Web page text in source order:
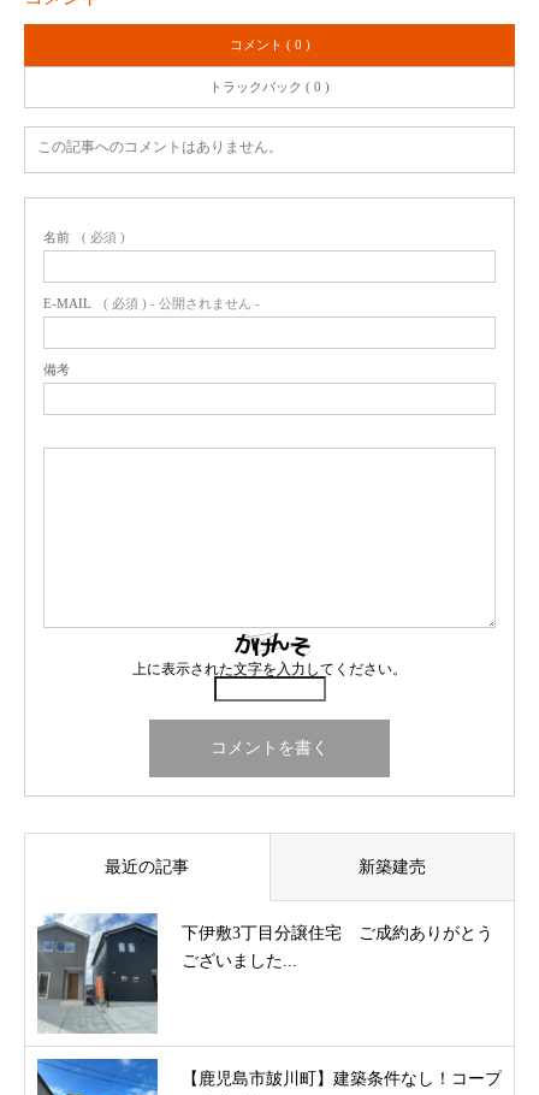
コメント ( 0 )
トラックバック ( 0 )
この記事へのコメントはありません。
名前 ( 必須 )
E-MAIL ( 必須 ) - 公開されません -
備考
上に表示された文字を入力してください。
最近の記事 新築建売
下伊敷3丁目分譲住宅 ご成約ありがとう
ございました...
【鹿児島市皷川町】建築条件なし！コープ